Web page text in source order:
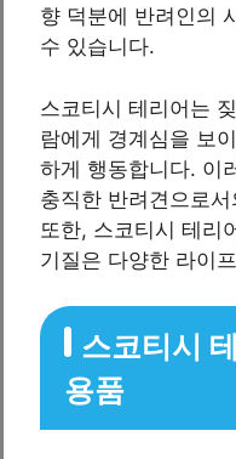
향 덕분에 반려인의
수 있습니다.
스코티시 테리어는
람에게 경계심을 보
하게 행동합니다. 이
충직한 반려견으로
또한, 스코티시 테리
기질은 다양한 라이
스코티시
용품